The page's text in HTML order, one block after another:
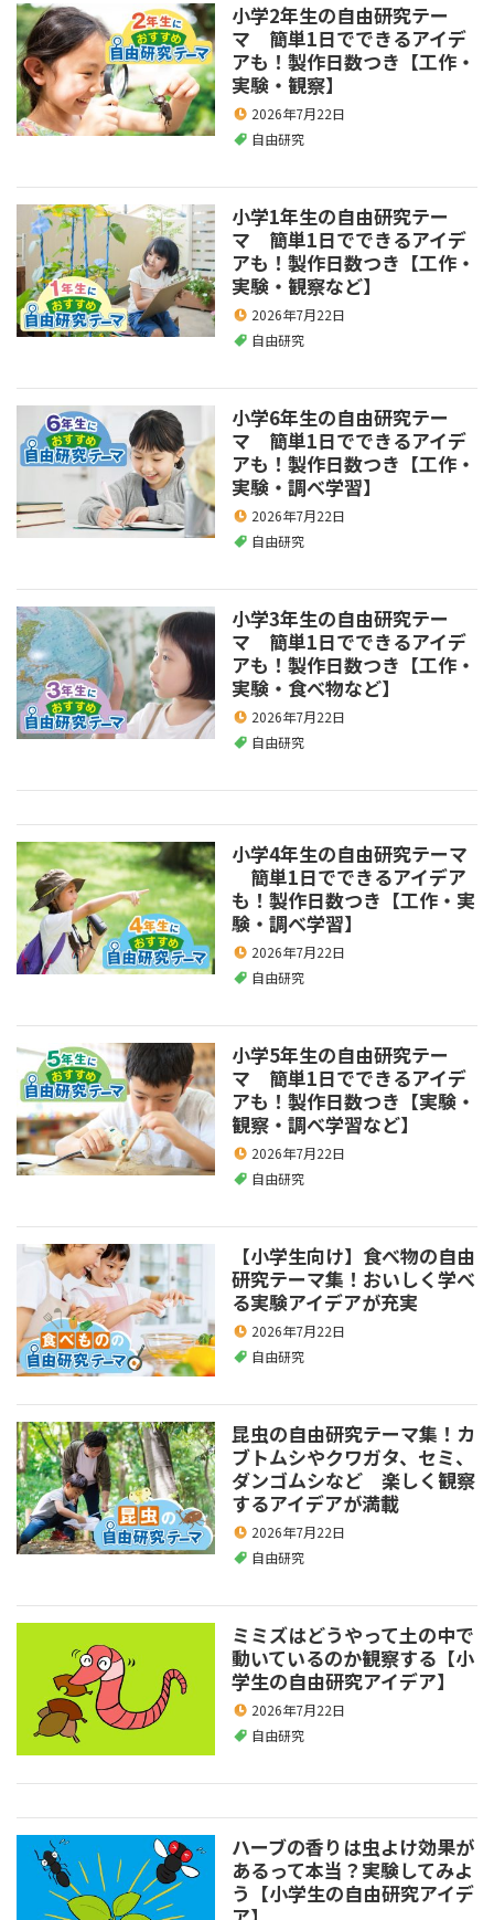
小学2年生の自由研究テー
マ 簡単1日でできるアイデ
アも！製作日数つき【工作・
実験・観察】
2026年7月22日
自由研究
小学1年生の自由研究テー
マ 簡単1日でできるアイデ
アも！製作日数つき【工作・
実験・観察など】
2026年7月22日
自由研究
小学6年生の自由研究テー
マ 簡単1日でできるアイデ
アも！製作日数つき【工作・
実験・調べ学習】
2026年7月22日
自由研究
小学3年生の自由研究テー
マ 簡単1日でできるアイデ
アも！製作日数つき【工作・
実験・食べ物など】
2026年7月22日
自由研究
小学4年生の自由研究テーマ
簡単1日でできるアイデア
も！製作日数つき【工作・実
験・調べ学習】
2026年7月22日
自由研究
小学5年生の自由研究テー
マ 簡単1日でできるアイデ
アも！製作日数つき【実験・
観察・調べ学習など】
2026年7月22日
自由研究
【小学生向け】食べ物の自由
研究テーマ集！おいしく学べ
る実験アイデアが充実
2026年7月22日
自由研究
昆虫の自由研究テーマ集！カ
ブトムシやクワガタ、セミ、
ダンゴムシなど 楽しく観察
するアイデアが満載
2026年7月22日
自由研究
ミミズはどうやって土の中で
動いているのか観察する【小
学生の自由研究アイデア】
2026年7月22日
自由研究
ハーブの香りは虫よけ効果が
あるって本当？実験してみよ
う【小学生の自由研究アイデ